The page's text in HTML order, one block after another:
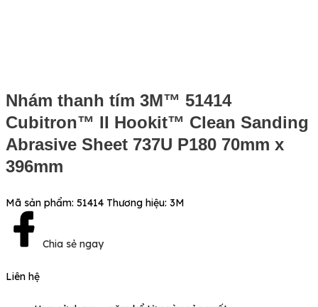
Nhám thanh tím 3M™ 51414
Cubitron™ II Hookit™ Clean Sanding
Abrasive Sheet 737U P180 70mm x
396mm
Mã sản phẩm: 51414 Thương hiệu: 3M
Chia sẻ ngay
Liên hệ